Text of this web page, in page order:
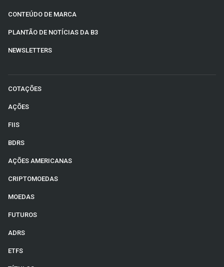
CONTEÚDO DE MARCA
PLANTÃO DE NOTÍCIAS DA B3
NEWSLETTERS
COTAÇÕES
AÇÕES
FIIS
BDRS
AÇÕES AMERICANAS
CRIPTOMOEDAS
MOEDAS
FUTUROS
ADRS
ETFS